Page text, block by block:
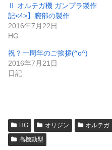
Ⅱ オルテガ機 ガンプラ製作
記<4>】腕部の製作
2016年7月22日
HG
祝？一周年のご挨拶(^o^)
2016年7月21日
日記
HG オリジン オルテガ
高機動型